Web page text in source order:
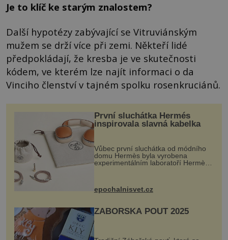
Je to klíč ke starým znalostem?
Další hypotézy zabývající se Vitruviánským
mužem se drží více při zemi. Někteří lidé
předpokládají, že kresba je ve skutečnosti
kódem, ve kterém lze najít informaci o da
Vinciho členství v tajném spolku rosenkruciánů.
První sluchátka Hermés
inspirovala slavná kabelka
Vůbec první sluchátka od módního
domu Hermès byla vyrobena
experimentálním laboratoří Hermès
kovový...
epochalnisvet.cz
ZÁBOŘSKÁ POUŤ 2025